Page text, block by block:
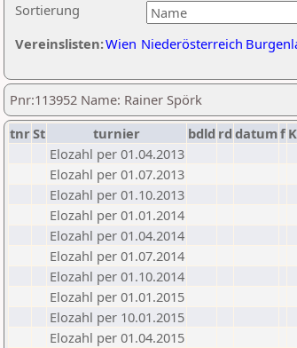
Sortierung
Vereinslisten:Wien Niederösterreich
Pnr:113952 Name: Rainer Spörk
tnrSt turnier bdld rd datumf K
Elozahl per 01.04.2013
Elozahl per 01.07.2013
Elozahl per 01.10.2013
Elozahl per 01.01.2014
Elozahl per 01.04.2014
Elozahl per 01.07.2014
Elozahl per 01.10.2014
Elozahl per 01.01.2015
Elozahl per 10.01.2015
Elozahl per 01.04.2015